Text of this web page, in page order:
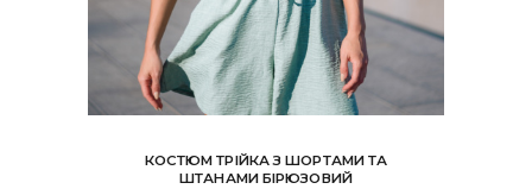
КОСТЮМ ТРІЙКА З ШОРТАМИ ТА
ШТАНАМИ БІРЮЗОВИЙ